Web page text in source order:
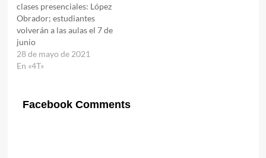
clases presenciales: López
Obrador; estudiantes
volverán a las aulas el 7 de
junio
28 de mayo de 2021
En «4T»
Facebook Comments